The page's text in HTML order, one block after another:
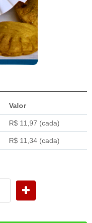
Valor
R$ 11,97 (cada)
R$ 11,34 (cada)